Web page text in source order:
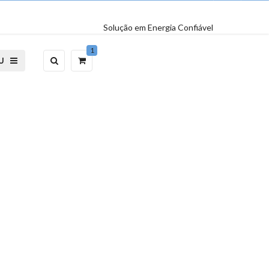
Solução em Energia Confiável
1